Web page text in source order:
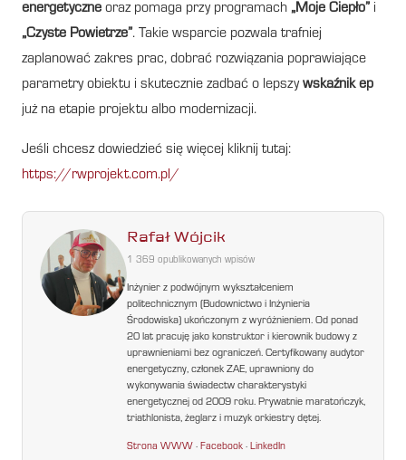
energetyczne oraz pomaga przy programach „Moje Ciepło” i
„Czyste Powietrze”. Takie wsparcie pozwala trafniej
zaplanować zakres prac, dobrać rozwiązania poprawiające
parametry obiektu i skutecznie zadbać o lepszywskaźnik ep
już na etapie projektu albo modernizacji.
Jeśli chcesz dowiedzieć się więcej kliknij tutaj:
https://rwprojekt.com.pl/
Rafał Wójcik
1 369 opublikowanych wpisów
Inżynier z podwójnym wykształceniem
politechnicznym (Budownictwo i Inżynieria
Środowiska) ukończonym z wyróżnieniem. Od ponad
20 lat pracuję jako konstruktor i kierownik budowy z
uprawnieniami bez ograniczeń. Certyfikowany audytor
energetyczny, członek ZAE, uprawniony do
wykonywania świadectw charakterystyki
energetycznej od 2009 roku. Prywatnie maratończyk,
triathlonista, żeglarz i muzyk orkiestry dętej.
Strona WWW ·Facebook ·LinkedIn